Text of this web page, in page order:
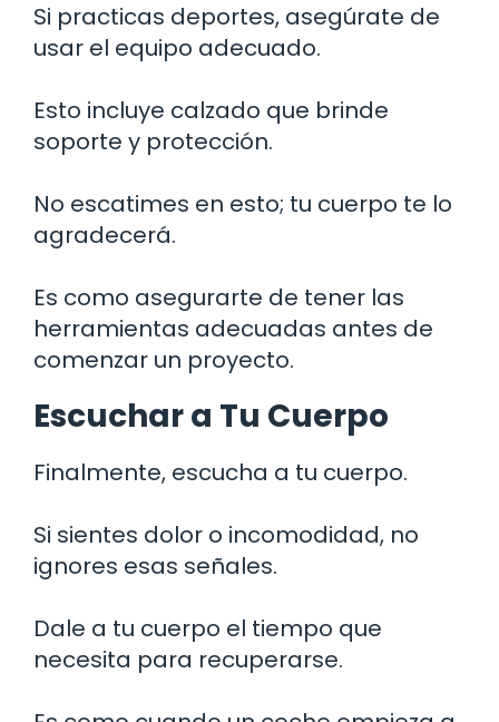
Si practicas deportes, asegúrate de
usar el equipo adecuado.
Esto incluye calzado que brinde
soporte y protección.
No escatimes en esto; tu cuerpo te lo
agradecerá.
Es como asegurarte de tener las
herramientas adecuadas antes de
comenzar un proyecto.
Escuchar a Tu Cuerpo
Finalmente, escucha a tu cuerpo.
Si sientes dolor o incomodidad, no
ignores esas señales.
Dale a tu cuerpo el tiempo que
necesita para recuperarse.